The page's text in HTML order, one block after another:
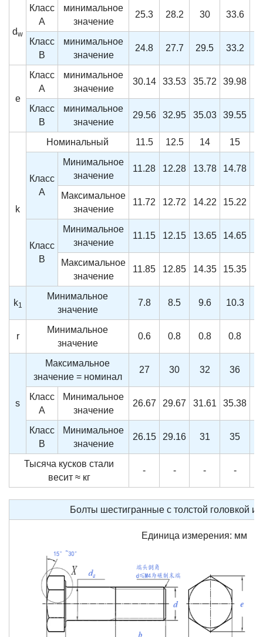
dw
Класс
A
минимальное
значение
25.3 28.2 30 33.6
Класс
B
минимальное
значение
24.8 27.7 29.5 33.2
e
Класс
A
минимальное
значение
30.14 33.53 35.72 39.98
Класс
B
минимальное
значение
29.56 32.95 35.03 39.55
k
Номинальный 11.5 12.5 14 15
Класс
A
Минимальное
значение
11.28 12.28 13.78 14.78
Максимальное
значение
11.72 12.72 14.22 15.22
Класс
B
Минимальное
значение
11.15 12.15 13.65 14.65
Максимальное
значение
11.85 12.85 14.35 15.35
k1
Минимальное
значение
7.8 8.5 9.6 10.3
r
Минимальное
значение
0.6 0.8 0.8 0.8
s
Максимальное
значение = номинал
27 30 32 36
Класс
A
Минимальное
значение
26.67 29.67 31.61 35.38
Класс
B
Минимальное
значение
26.15 29.16 31 35
Тысяча кусков стали
весит ≈ кг
- - - -
Болты шестигранные с толстой головкой
Единица измерения: мм